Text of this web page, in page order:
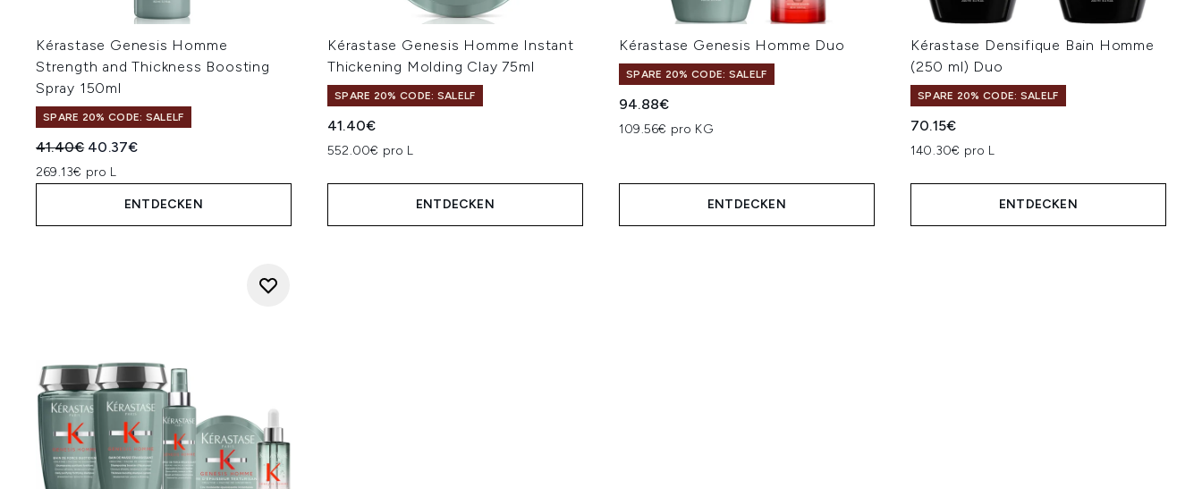
Kérastase Genesis Homme
Strength and Thickness Boosting
Spray 150ml
SPARE 20% CODE: SALELF
Unverbindliche Preisempfehlung:
41.40€ Aktueller Preis:
40.37€
269.13€ pro L
ENTDECKEN
Kérastase Genesis Homme Instant
Thickening Molding Clay 75ml
SPARE 20% CODE: SALELF
41.40€
552.00€ pro L
ENTDECKEN
Kérastase Genesis Homme Duo
SPARE 20% CODE: SALELF
94.88€
109.56€ pro KG
ENTDECKEN
Kérastase Densifique Bain Homme
(250 ml) Duo
SPARE 20% CODE: SALELF
70.15€
140.30€ pro L
ENTDECKEN